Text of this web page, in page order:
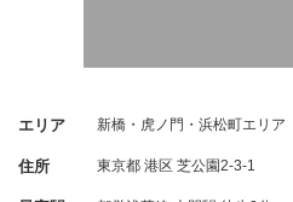
エリア 新橋・虎ノ門・浜松町エリア
住所 東京都 港区 芝公園2-3-1